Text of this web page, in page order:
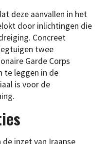
deze aanvallen in het
door inlichtingen die
Concreet
twee
Garde Corps
te leggen in de
is voor de
inzet van Iraanse